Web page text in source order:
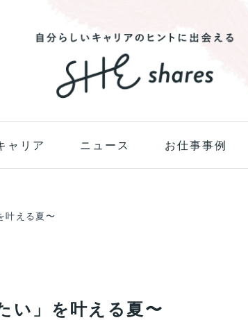
ャリア ニュース お仕事事例
叶える夏〜
い」を叶える夏〜